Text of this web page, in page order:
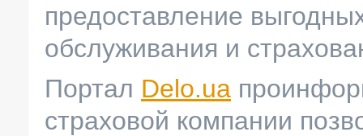
предоставление
обслуживания и
Портал Delo.ua
страховой компании